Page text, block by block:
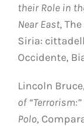
their Role in
Near East,
Siria:
Occidente,
Lincoln Bruce,
of
Polo,